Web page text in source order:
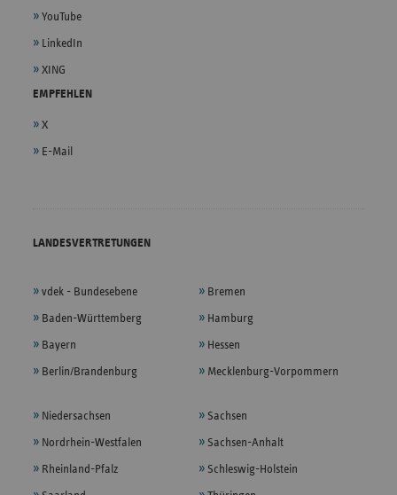
YouTube
LinkedIn
XING
EMPFEHLEN
X
E-Mail
LANDESVERTRETUNGEN
vdek - Bundesebene
Baden-Württemberg
Bayern
Berlin/Brandenburg
Bremen
Hamburg
Hessen
Mecklenburg-Vorpommern
Niedersachsen
Nordrhein-Westfalen
Rheinland-Pfalz
Sachsen
Sachsen-Anhalt
Schleswig-Holstein